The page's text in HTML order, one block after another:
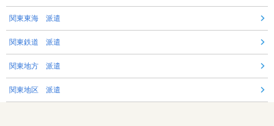
関東東海 派遣
関東鉄道 派遣
関東地方 派遣
関東地区 派遣